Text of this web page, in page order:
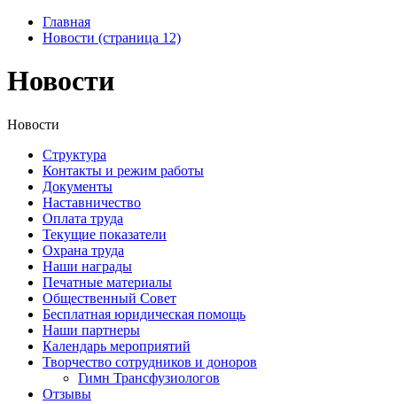
Главная
Новости (страница 12)
Новости
Новости
Структура
Контакты и режим работы
Документы
Наставничество
Оплата труда
Текущие показатели
Охрана труда
Наши награды
Печатные материалы
Общественный Совет
Бесплатная юридическая помощь
Наши партнеры
Календарь мероприятий
Творчество сотрудников и доноров
Гимн Трансфузиологов
Отзывы